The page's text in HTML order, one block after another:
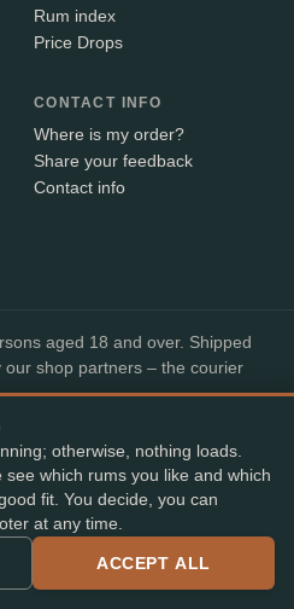
Rum index
Price Drops
CONTACT INFO
Where is my order?
Share your feedback
Contact info
aged 18 and over. Shipped
our shop partners – the courier
shop.
Play Store
otherwise, nothing loads.
which rums you like and which
fit. You decide, you can
at any time.
ACCEPT ALL